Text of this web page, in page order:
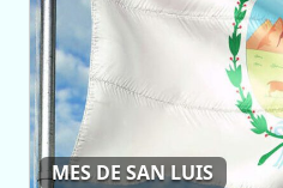
MES DE SAN LUIS